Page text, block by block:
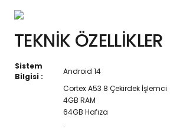
TEKNİK ÖZELLİKLER
Sistem
Bilgisi :
Android 14
Cortex A53 8 Çekirdek İşlemci
4GB RAM
64GB Hafıza
.